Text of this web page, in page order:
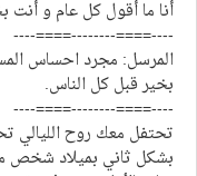
أنا ما أقول كل عام و أنت
----====--------====----
المرسل: مجرد احساس
بخير قبل كل الناس.
----====--------====----
تحتفل معك روح الليالي
بشكل ثاني بميلاد شخص